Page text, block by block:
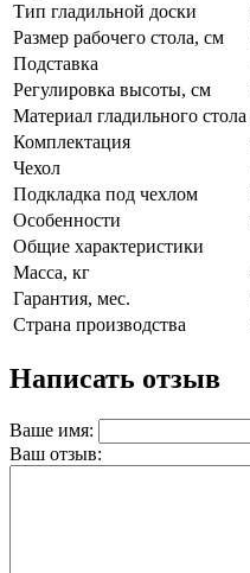
Тип гладильной доски
Размер рабочего стола, см
Подставка
Регулировка высоты, см
Материал гладильного стола
Комплектация
Чехол
Подкладка под чехлом
Особенности
Общие характеристики
Масса, кг
Гарантия, мес.
Страна производства
Написать отзыв
Ваше имя:
Ваш отзыв: